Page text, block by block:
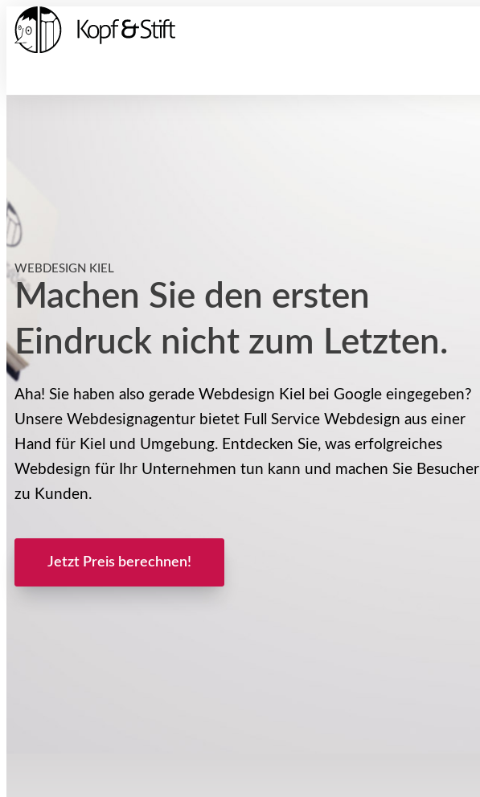
WEBDESIGN KIEL
Machen Sie den ersten
Eindruck nicht zum Letzten.
Aha! Sie haben also gerade Webdesign Kiel bei Google eingegeben?
Unsere Webdesignagentur bietet Full Service Webdesign aus einer
Hand für Kiel und Umgebung. Entdecken Sie, was erfolgreiches
Webdesign für Ihr Unternehmen tun kann und machen Sie Besucher
zu Kunden.
Jetzt Preis berechnen!